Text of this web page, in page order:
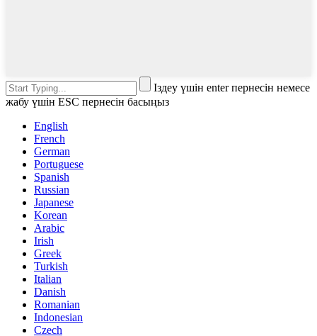
Іздеу үшін enter пернесін немесе
жабу үшін ESC пернесін басыңыз
English
French
German
Portuguese
Spanish
Russian
Japanese
Korean
Arabic
Irish
Greek
Turkish
Italian
Danish
Romanian
Indonesian
Czech